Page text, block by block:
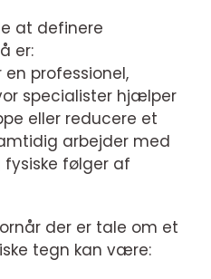
at definere
er:
professionel,
specialister hjælper
eller reducere et
arbejder med
fysiske følger af
der er tale om et
tegn kan være: